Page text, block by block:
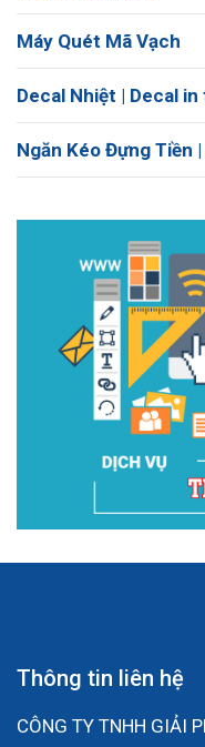
Máy Quét Mã Vạch
Decal Nhiệt | Decal
Ngăn Kéo Đựng Tiền
Thông tin liên hệ
CÔNG TY TNHH GIẢI